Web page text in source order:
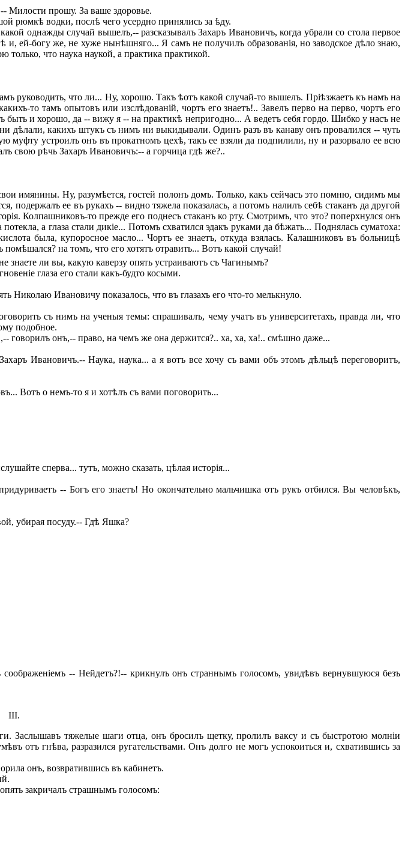
Милости прошу. За ваше здоровье.
рюмкѣ водки, послѣ чего усердно принялись за ѣду.
однажды случай вышелъ,-- разсказывалъ Захаръ Ивановичъ, когда убрали со стола первое
ей-богу же, не хуже нынѣшняго... Я самъ не получилъ образованія, но заводское дѣло знаю,
что наука наукой, а практика практикой.
руководить, что ли... Ну, хорошо. Такъ ѣотъ какой случай-то вышелъ. Пріѣзжаетъ къ намъ на
то тамъ опытовъ или изслѣдованій, чортъ его знаетъ!.. Завелъ перво на перво, чортъ его
быть и хорошо, да -- вижу я -- на практикѣ непригодно... А ведетъ себя гордо. Шибко у насъ не
дѣлали, какихъ штукъ съ нимъ ни выкидывали. Одинъ разъ въ канаву онъ провалился -- чуть
муфту устроилъ онъ въ прокатномъ цехѣ, такъ ее взяли да подпилили, ну и разорвало ее всю
свою рѣчь Захаръ Ивановичъ:-- а горчица гдѣ же?..
имянины. Ну, разумѣется, гостей полонъ домъ. Только, какъ сейчасъ это помню, сидимъ мы
ее въ рукахъ -- видно тяжела показалась, а потомъ налилъ себѣ стаканъ да другой
Колпашниковъ-то прежде его поднесъ стаканъ ко рту. Смотримъ, что это? поперхнулся онъ
а глаза стали дикіе... Потомъ схватился эдакъ руками да бѣжать... Поднялась суматоха:
была, купоросное масло... Чортъ ее знаетъ, откуда взялась. Калашниковъ въ больницѣ
на томъ, что его хотятъ отравить... Вотъ какой случай!
ли вы, какую каверзу опять устраиваютъ съ Чагинымъ?
глаза его стали какъ-будто косыми.
Ивановичу показалось, что въ глазахъ его что-то мелькнуло.
съ нимъ на ученыя темы: спрашивалъ, чему учатъ въ университетахъ, правда ли, что
подобное.
говорилъ онъ,-- право, на чемъ же она держится?.. ха, ха, ха!.. смѣшно даже...
Ивановичъ.-- Наука, наука... а я вотъ все хочу съ вами объ этомъ дѣльцѣ переговоритъ,
Вотъ о немъ-то я и хотѣлъ съ вами поговорить...
сперва... тутъ, можно сказать, цѣлая исторія...
-- Богъ его знаетъ! Но окончательно мальчишка отъ рукъ отбился. Вы человѣкъ,
убирая посуду.-- Гдѣ Яшка?
-- Нейдетъ?!-- крикнулъ онъ страннымъ голосомъ, увидѣвъ вернувшуюся безъ
III.
Заслышавъ тяжелые шаги отца, онъ бросилъ щетку, пролилъ ваксу и съ быстротою молніи
отъ гнѣва, разразился ругательствами. Онъ долго не могъ успокоиться и, схватившись за
онъ, возвратившись въ кабинетъ.
закричалъ страшнымъ голосомъ: